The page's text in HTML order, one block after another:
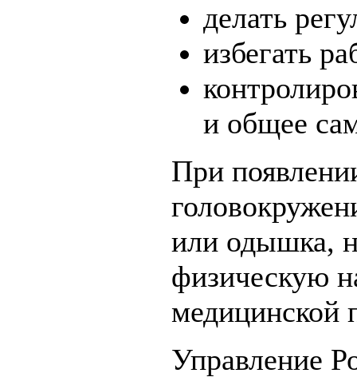
делать
избегать
и общее
При
или одышка,
физическую
Управление